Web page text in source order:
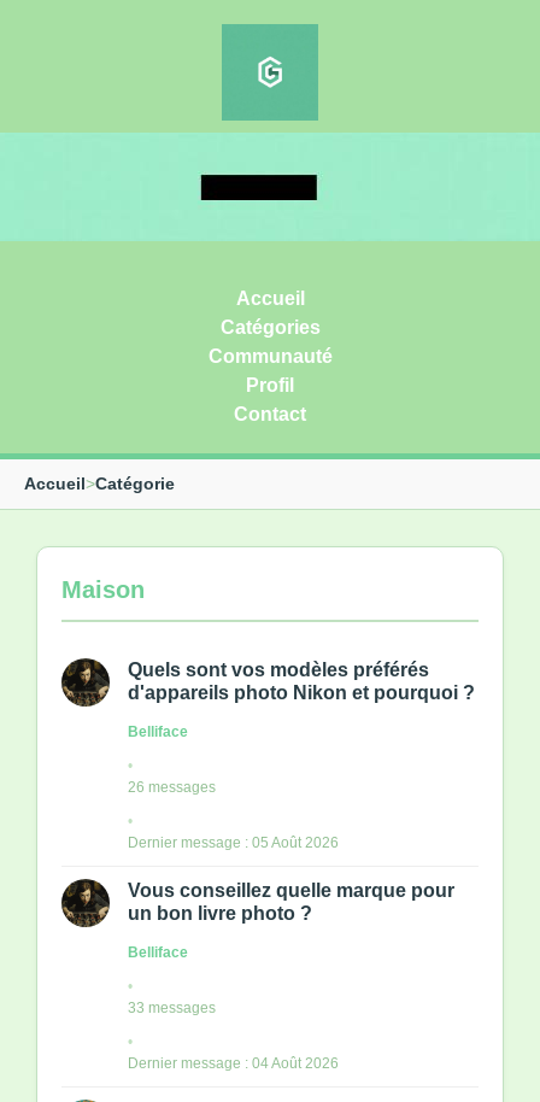
Accueil
Catégories
Communauté
Profil
Contact
Accueil>Catégorie
Maison
Quels sont vos modèles préférés
d'appareils photo Nikon et pourquoi ?
Belliface
26 messages
Dernier message : 05 Août 2026
Vous conseillez quelle marque pour
un bon livre photo ?
Belliface
33 messages
Dernier message : 04 Août 2026